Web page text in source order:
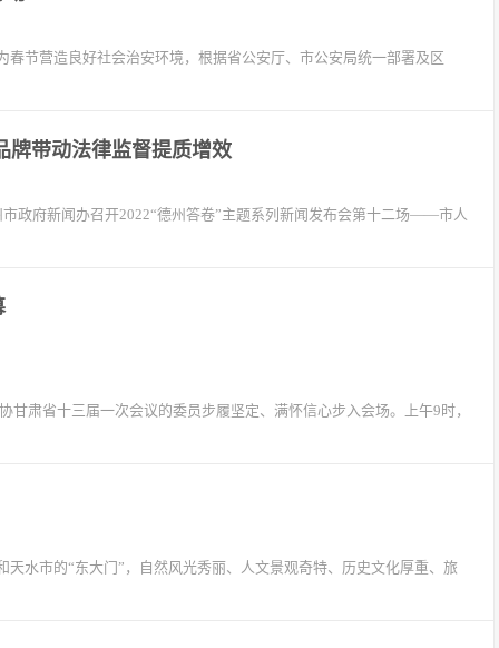
节营造良好社会治安环境，根据省公安厅、市公安局统一部署及区
牌带动法律监督提质增效
新闻办召开2022“德州答卷”主题系列新闻发布会第十二场——市人
肃省十三届一次会议的委员步履坚定、满怀信心步入会场。上午9时，
水市的“东大门”，自然风光秀丽、人文景观奇特、历史文化厚重、旅